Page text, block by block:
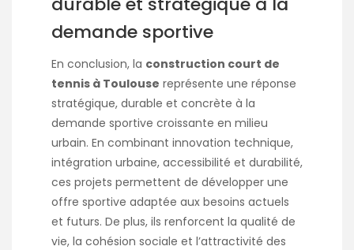
demande sportive
En conclusion, la construction court de
tennis à Toulouse représente une réponse
stratégique, durable et concrète à la
demande sportive croissante en milieu
urbain. En combinant innovation technique,
intégration urbaine, accessibilité et durabilité,
ces projets permettent de développer une
offre sportive adaptée aux besoins actuels
et futurs. De plus, ils renforcent la qualité de
vie, la cohésion sociale et l’attractivité des